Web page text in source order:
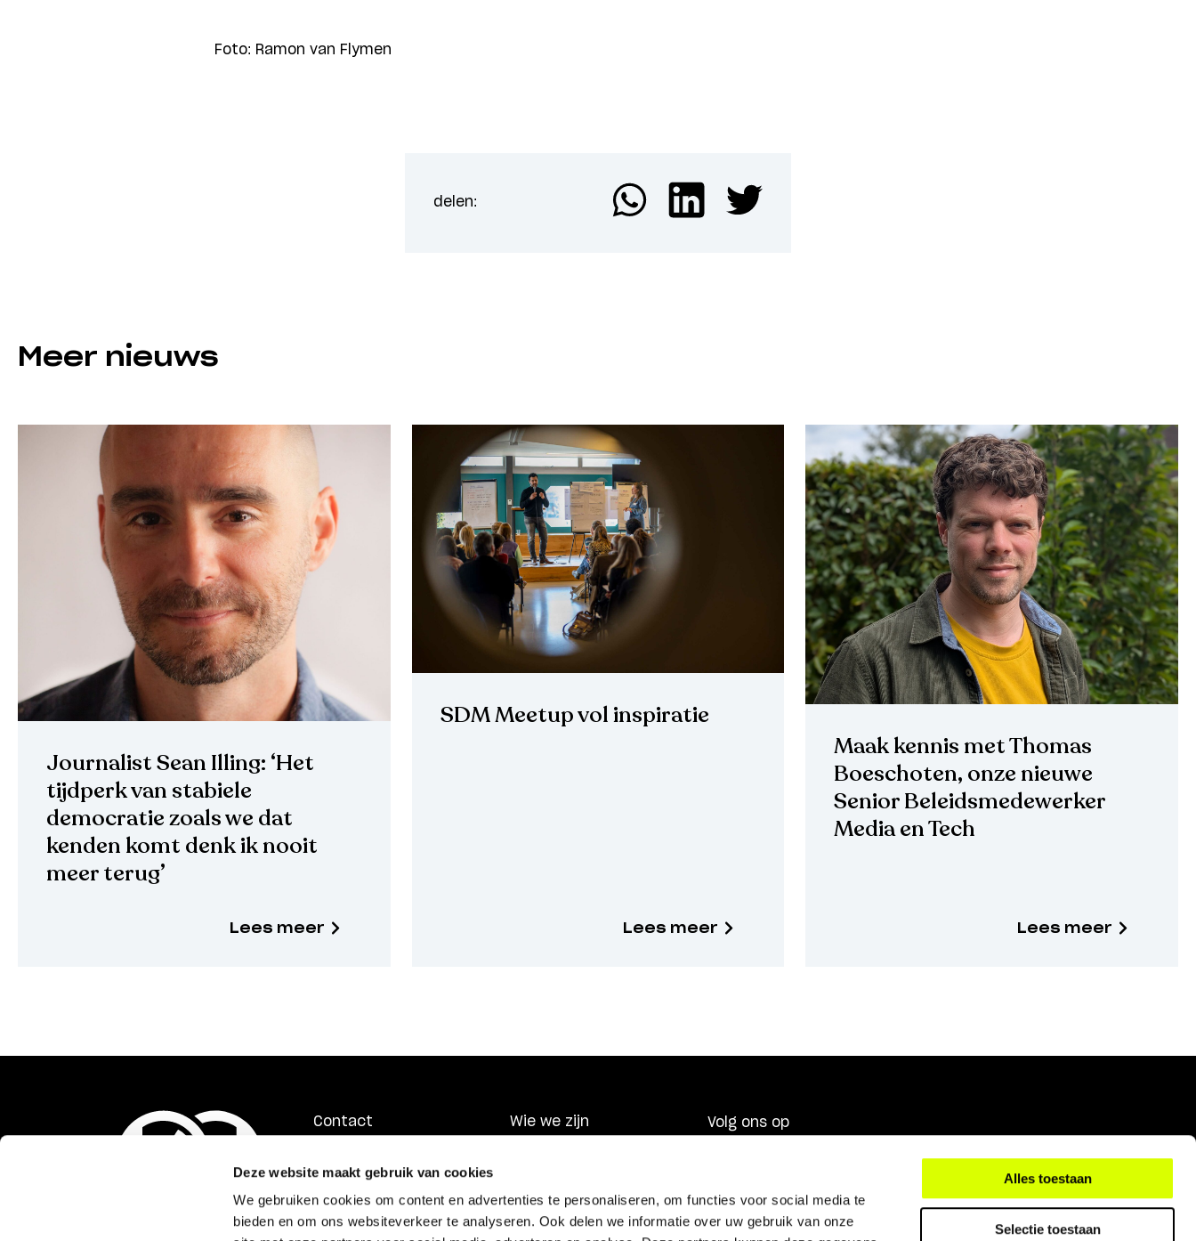
Deze website maakt gebruik van cookies
We gebruiken cookies om content en advertenties te personaliseren, om functies voor social media te
bieden en om ons websiteverkeer te analyseren. Ook delen we informatie over uw gebruik van onze
Alles toestaan
Selectie toestaan
Foto: Ramon van Flymen
delen:
Meer nieuws
Journalist Sean Illing: ‘Het
tijdperk van stabiele
democratie zoals we dat
kenden komt denk ik nooit
meer terug’
Lees meer
SDM Meetup vol inspiratie
Lees meer
Maak kennis met Thomas
Boeschoten, onze nieuwe
Senior Beleidsmedewerker
Media en Tech
Lees meer
Contact
Privacyverklaring
Gedragscode
Wie we zijn
Volg ons op